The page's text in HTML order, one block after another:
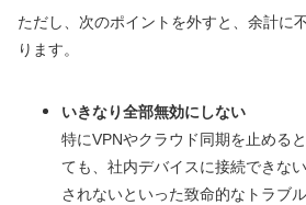
ただし、次のポイントを外すと、余計に
ります。
いきなり全部無効にしない
特にVPNやクラウド同期を止める
ても、社内デバイスに接続できな
されないといった致命的なトラブル